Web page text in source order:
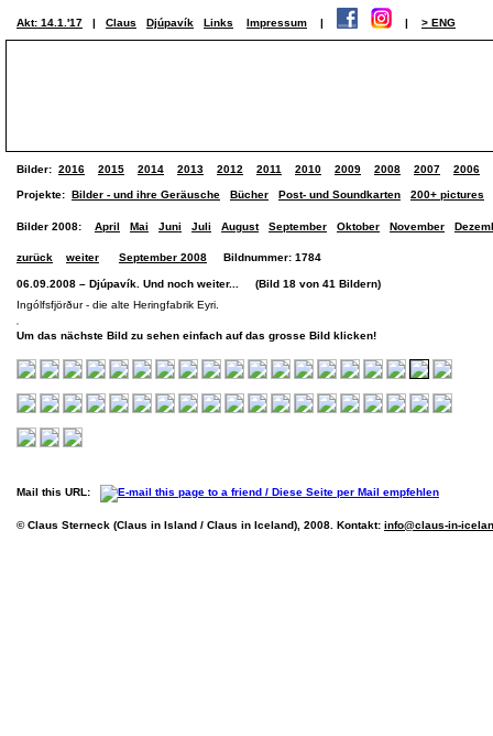
Akt: 14.1.'17 | Claus Djúpavík Links Impressum | | > ENG
Bilder: 2016 2015 2014 2013 2012 2011 2010 2009 2008 2007 2006
Projekte: Bilder - und ihre Geräusche Bücher Post- und Soundkarten 200+ pictures
Bilder 2008: April Mai Juni Juli August September Oktober November
zurück weiter September 2008 Bildnummer: 1784
06.09.2008 – Djúpavík. Und noch weiter... (Bild 18 von 41 Bildern)
Ingólfsfjörður - die alte Heringfabrik Eyri.
Um das nächste Bild zu sehen einfach auf das grosse Bild klicken!
Mail this URL:
© Claus Sterneck (Claus in Island / Claus in Iceland), 2008. Kontakt: info@claus-in-